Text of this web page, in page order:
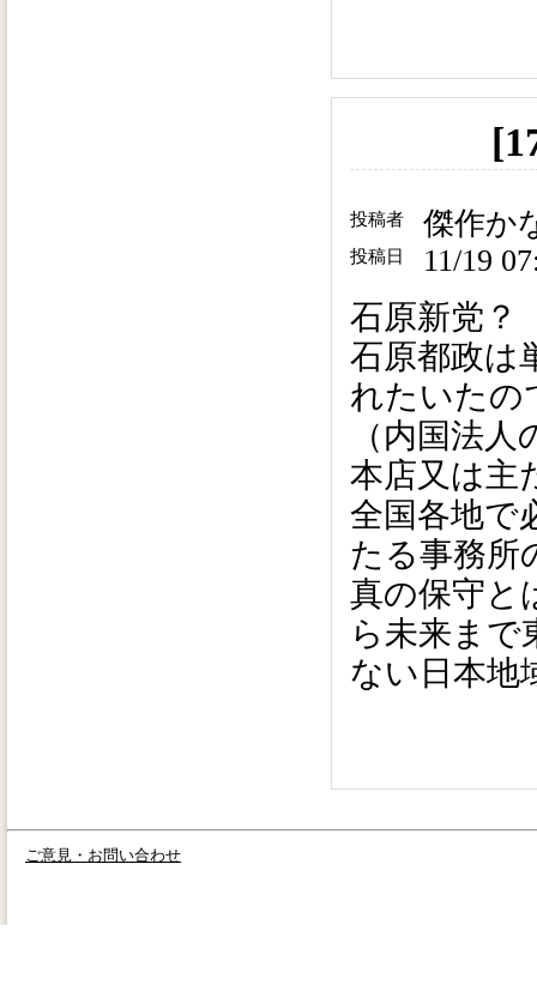
投稿者 傑作か
投稿日 11/19
石原新党
石原都政は
れたいたの
（内国法
本店又は主
全国各地で
たる事務所
真の保守と
ら未来ま
ない日本地
ご意見・お問い合わせ